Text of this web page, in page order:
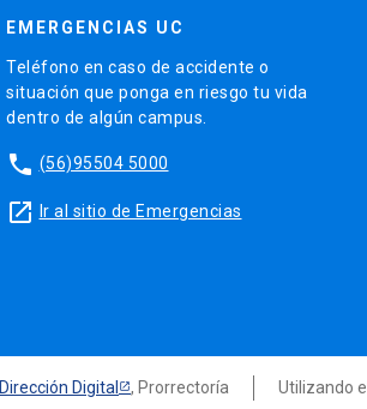
EMERGENCIAS UC
Teléfono en caso de accidente o
situación que ponga en riesgo tu vida
dentro de algún campus.
phone (56)95504 5000
launch Ir al sitio de Emergencias
Dirección Digital , Prorrectoría Utilizando el